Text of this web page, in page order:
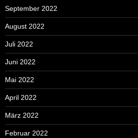
September 2022
August 2022
Juli 2022
Juni 2022
Mai 2022
April 2022
März 2022
Februar 2022